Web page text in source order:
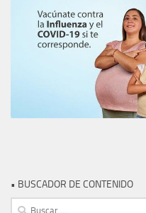
• BUSCADOR DE CONTENIDO
Buscar: